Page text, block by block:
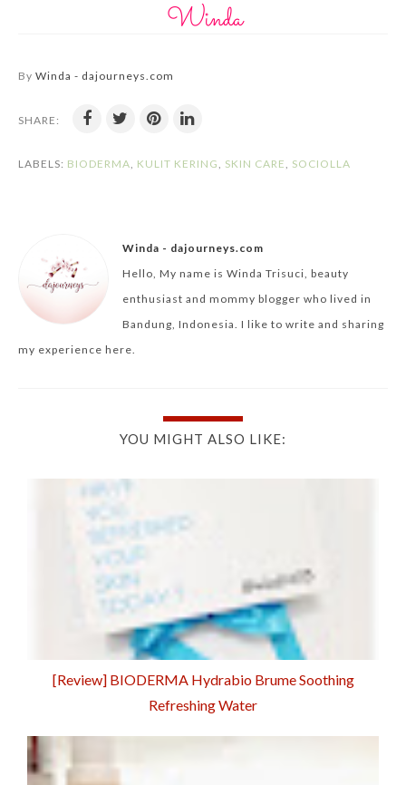
By Winda - dajourneys.com
SHARE:
LABELS: BIODERMA, KULIT KERING, SKIN CARE, SOCIOLLA
Winda - dajourneys.com
Hello, My name is Winda Trisuci, beauty
enthusiast and mommy blogger who lived in
Bandung, Indonesia. I like to write and sharing
my experience here.
YOU MIGHT ALSO LIKE:
[Review] BIODERMA Hydrabio Brume Soothing
Refreshing Water